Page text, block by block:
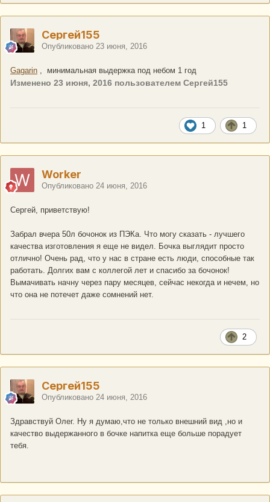
Сергей155
Опубликовано 23 июня, 2016
Gagarin , минимальная выдержка под небом 1 год
Изменено 23 июня, 2016 пользователем Сергей155
1 1
Worker
Опубликовано 24 июня, 2016
Сергей, приветствую!
Забрал вчера 50л бочонок из ПЭКа. Что могу сказать - лучшего
качества изготовления я еще не видел. Бочка выглядит просто
отлично! Очень рад, что у нас в стране есть люди, способные так
работать. Долгих вам с коллегой лет и спасибо за бочонок!
Вымачивать начну через пару месяцев, сейчас некогда и нечем, но
что она не потечет даже сомнений нет.
2
Сергей155
Опубликовано 24 июня, 2016
Здравствуй Олег. Ну я думаю,что не только внешний вид ,но и
качество выдержанного в бочке напитка еще больше порадует
тебя.